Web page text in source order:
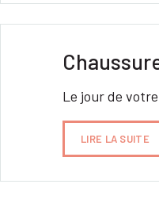
Le jour de
LIRE LA SUITE